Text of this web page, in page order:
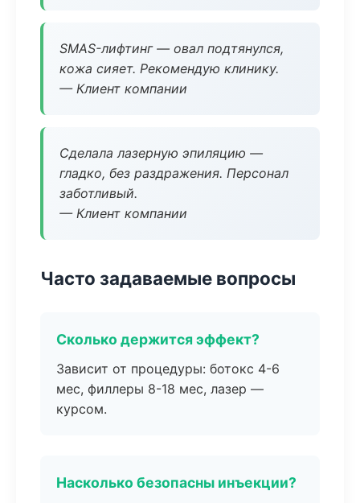
SMAS-лифтинг — овал подтянулся,
кожа сияет. Рекомендую клинику.
— Клиент компании
Сделала лазерную эпиляцию —
гладко, без раздражения. Персонал
заботливый.
— Клиент компании
Часто задаваемые вопросы
Сколько держится эффект?
Зависит от процедуры: ботокс 4-6
мес, филлеры 8-18 мес, лазер —
курсом.
Насколько безопасны инъекции?